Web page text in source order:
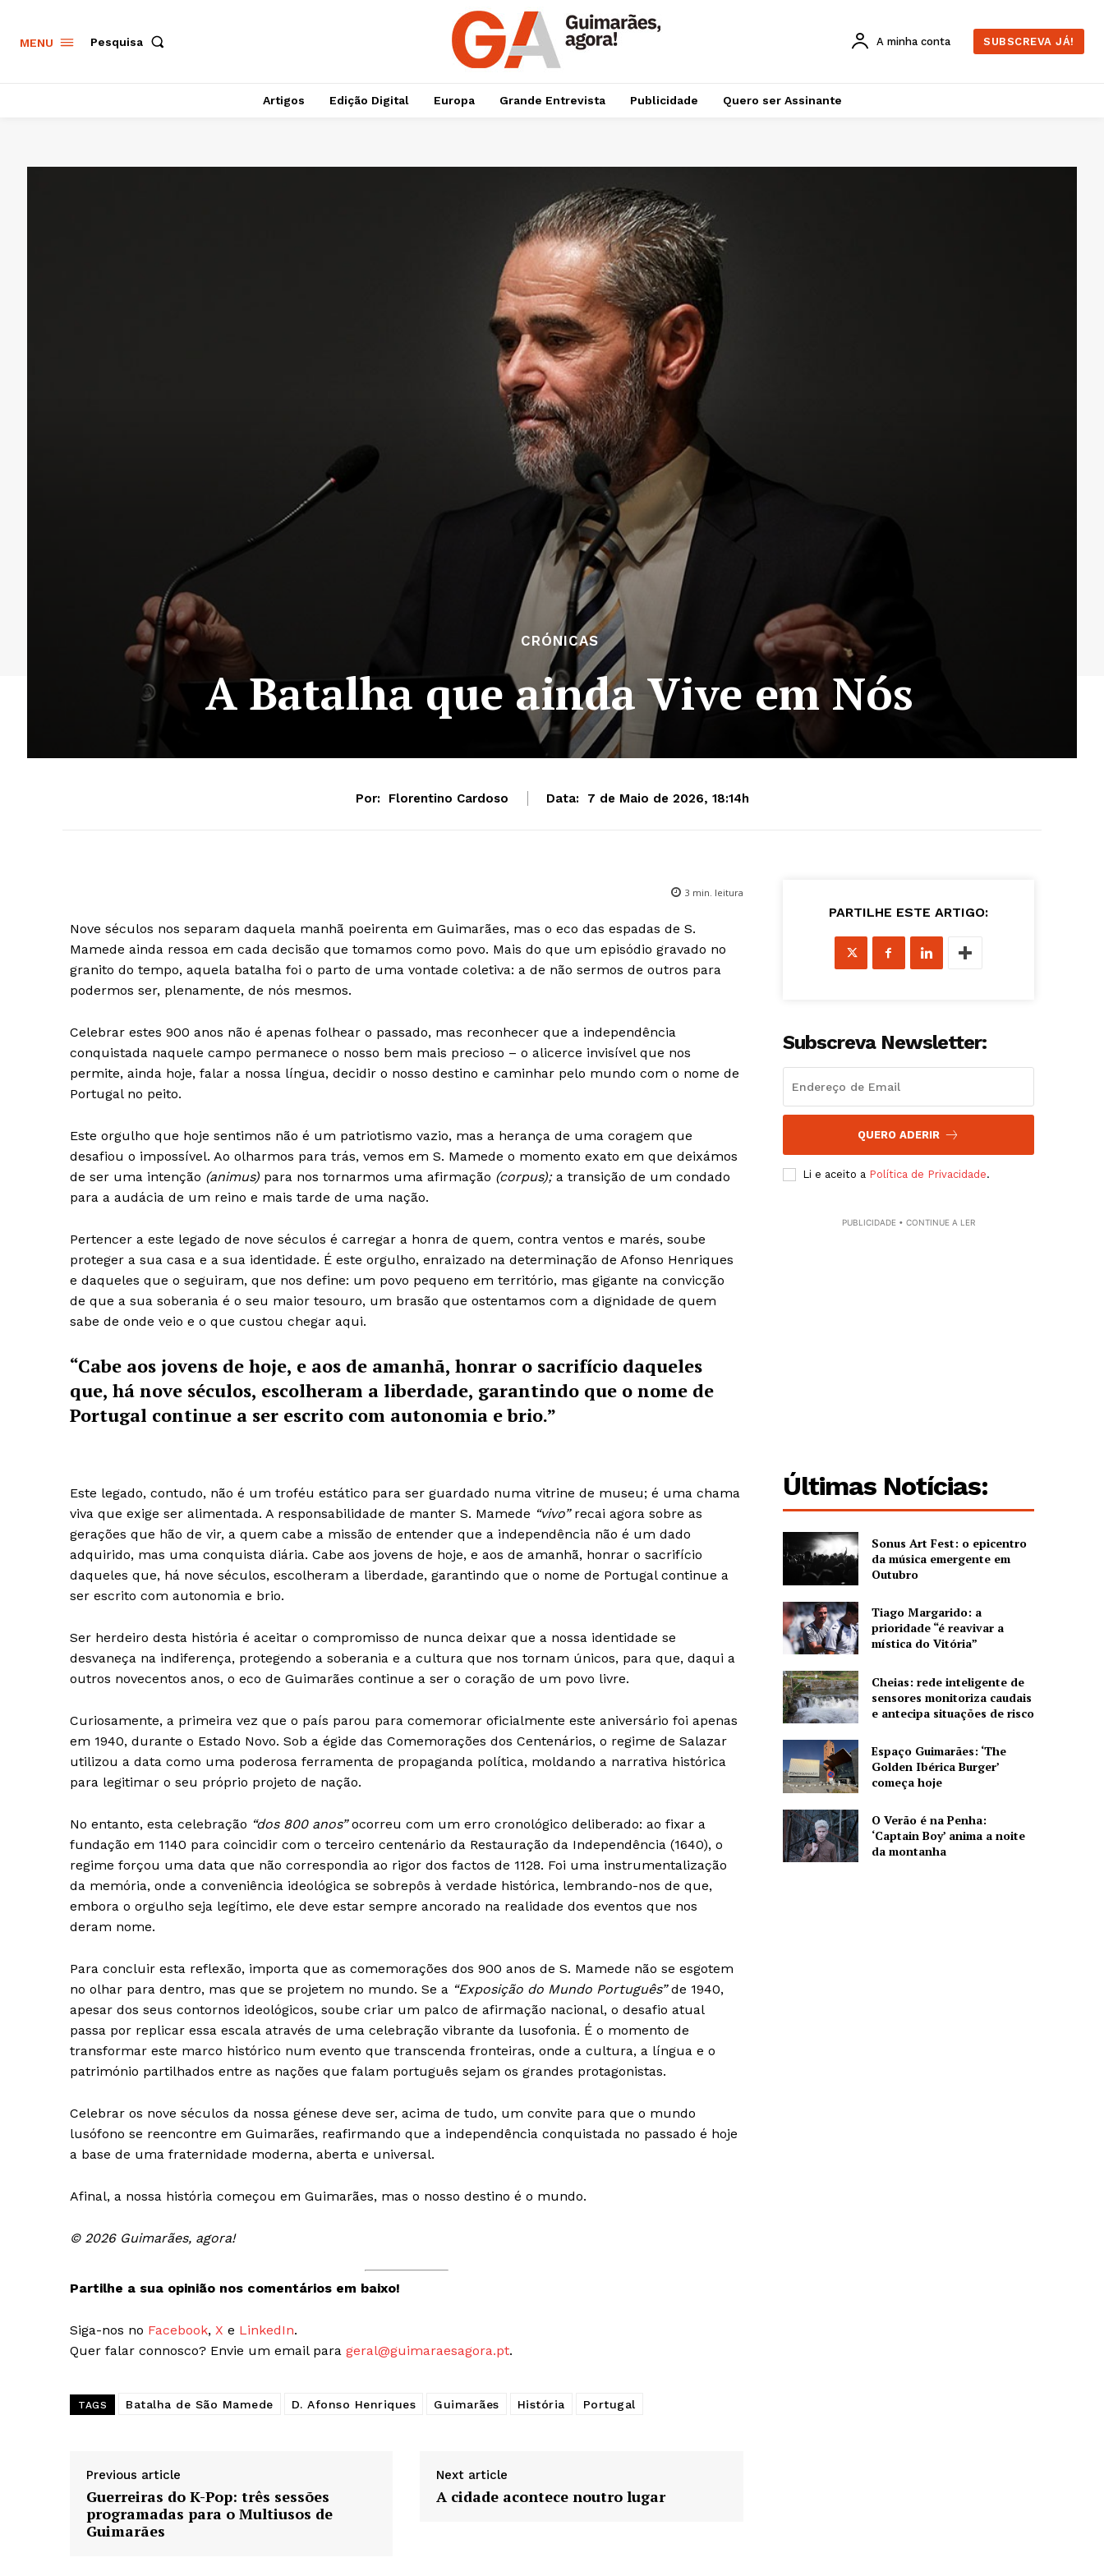
Guimarães, agora!
Artigos
Edição Digital
Grande Entrevista
Publicidade
Quero ser Assinante
MENU Pesquisa A minha conta SUBSCREVA JÁ!
Artigos Edição Digital Europa Grande Entrevista Publicidade Quero ser Assinante
CRÓNICAS
A Batalha que ainda Vive em Nós
Por: Florentino Cardoso Data: 7 de Maio de 2026, 18:14h
3 min. leitura
Nove séculos nos separam daquela manhã poeirenta em Guimarães, mas o eco das espadas de S.
Mamede ainda ressoa em cada decisão que tomamos como povo. Mais do que um episódio gravado no
granito do tempo, aquela batalha foi o parto de uma vontade coletiva: a de não sermos de outros para
podermos ser, plenamente, de nós mesmos.
Celebrar estes 900 anos não é apenas folhear o passado, mas reconhecer que a independência
conquistada naquele campo permanece o nosso bem mais precioso – o alicerce invisível que nos
permite, ainda hoje, falar a nossa língua, decidir o nosso destino e caminhar pelo mundo com o nome de
Portugal no peito.
Este orgulho que hoje sentimos não é um patriotismo vazio, mas a herança de uma coragem que
desafiou o impossível. Ao olharmos para trás, vemos em S. Mamede o momento exato em que deixámos
de ser uma intenção (animus) para nos tornarmos uma afirmação (corpus);a transição de um condado
para a audácia de um reino e mais tarde de uma nação.
Pertencer a este legado de nove séculos é carregar a honra de quem, contra ventos e marés, soube
proteger a sua casa e a sua identidade. É este orgulho, enraizado na determinação de Afonso Henriques
e daqueles que o seguiram, que nos define: um povo pequeno em território, mas gigante na convicção
de que a sua soberania é o seu maior tesouro, um brasão que ostentamos com a dignidade de quem
sabe de onde veio e o que custou chegar aqui.
“Cabe aos jovens de hoje, e aos de amanhã, honrar o sacrifício daqueles
que, há nove séculos, escolheram a liberdade, garantindo que o nome de
Portugal continue a ser escrito com autonomia e brio.”
Este legado, contudo, não é um troféu estático para ser guardado numa vitrine de museu; é uma chama
viva que exige ser alimentada. A responsabilidade de manter S. Mamede “vivo”recai agora sobre as
gerações que hão de vir, a quem cabe a missão de entender que a independência não é um dado
adquirido, mas uma conquista diária. Cabe aos jovens de hoje, e aos de amanhã, honrar o sacrifício
daqueles que, há nove séculos, escolheram a liberdade, garantindo que o nome de Portugal continue a
ser escrito com autonomia e brio.
Ser herdeiro desta história é aceitar o compromisso de nunca deixar que a nossa identidade se
desvaneça na indiferença, protegendo a soberania e a cultura que nos tornam únicos, para que, daqui a
outros novecentos anos, o eco de Guimarães continue a ser o coração de um povo livre.
Curiosamente, a primeira vez que o país parou para comemorar oficialmente este aniversário foi apenas
em 1940, durante o Estado Novo. Sob a égide das Comemorações dos Centenários, o regime de Salazar
utilizou a data como uma poderosa ferramenta de propaganda política, moldando a narrativa histórica
para legitimar o seu próprio projeto de nação.
No entanto, esta celebração “dos 800 anos”ocorreu com um erro cronológico deliberado: ao fixar a
fundação em 1140 para coincidir com o terceiro centenário da Restauração da Independência (1640), o
regime forçou uma data que não correspondia ao rigor dos factos de 1128. Foi uma instrumentalização
da memória, onde a conveniência ideológica se sobrepôs à verdade histórica, lembrando-nos de que,
embora o orgulho seja legítimo, ele deve estar sempre ancorado na realidade dos eventos que nos
deram nome.
Para concluir esta reflexão, importa que as comemorações dos 900 anos de S. Mamede não se esgotem
no olhar para dentro, mas que se projetem no mundo. Se a “Exposição do Mundo Português”de 1940,
apesar dos seus contornos ideológicos, soube criar um palco de afirmação nacional, o desafio atual
passa por replicar essa escala através de uma celebração vibrante da lusofonia. É o momento de
transformar este marco histórico num evento que transcenda fronteiras, onde a cultura, a língua e o
património partilhados entre as nações que falam português sejam os grandes protagonistas.
Celebrar os nove séculos da nossa génese deve ser, acima de tudo, um convite para que o mundo
lusófono se reencontre em Guimarães, reafirmando que a independência conquistada no passado é hoje
a base de uma fraternidade moderna, aberta e universal.
Afinal, a nossa história começou em Guimarães, mas o nosso destino é o mundo.
© 2026 Guimarães, agora!
Partilhe a sua opinião nos comentários em baixo!
Siga-nos no Facebook, X e LinkedIn.
Quer falar connosco? Envie um email para geral@guimaraesagora.pt.
TAGS Batalha de São Mamede D. Afonso Henriques Guimarães História Portugal
Previous article
Guerreiras do K-Pop: três sessões
programadas para o Multiusos de
Guimarães
Next article
A cidade acontece noutro lugar
PARTILHE ESTE ARTIGO:
Subscreva Newsletter:
QUERO ADERIR
Li e aceito a Política de Privacidade.
PUBLICIDADE • CONTINUE A LER
Últimas Notícias:
Sonus Art Fest: o epicentro
da música emergente em
Outubro
Tiago Margarido: a
prioridade “é reavivar a
mística do Vitória”
Cheias: rede inteligente de
sensores monitoriza caudais
e antecipa situações de risco
Espaço Guimarães: ‘The
Golden Ibérica Burger’
começa hoje
O Verão é na Penha:
‘Captain Boy’ anima a noite
da montanha